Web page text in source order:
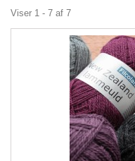
Viser 1 - 7 af 7